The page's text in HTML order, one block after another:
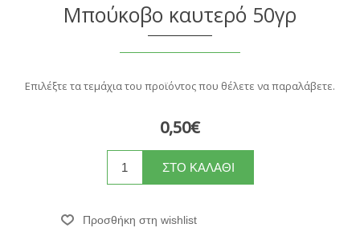
Μπούκοβο καυτερό 50γρ
Επιλέξτε τα τεμάχια του προϊόντος που θέλετε να παραλάβετε.
0,50€